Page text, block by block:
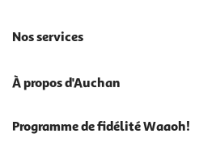
Nos services
À propos d'Auchan
Programme de fidélité Waaoh!